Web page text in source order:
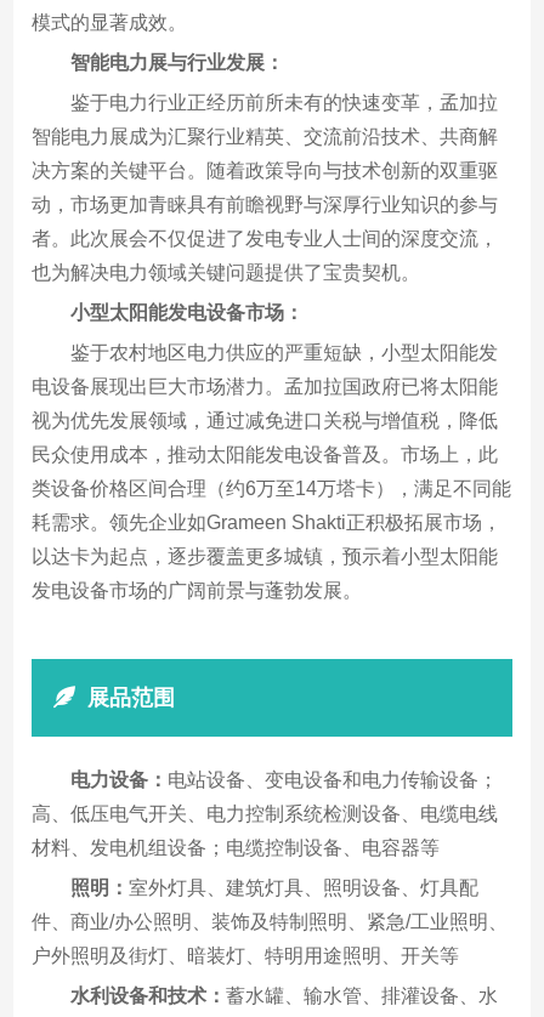
模式的显著成效。
智能电力展与行业发展：
鉴于电力行业正经历前所未有的快速变革，孟加拉
智能电力展成为汇聚行业精英、交流前沿技术、共商解
决方案的关键平台。随着政策导向与技术创新的双重驱
动，市场更加青睐具有前瞻视野与深厚行业知识的参与
者。此次展会不仅促进了发电专业人士间的深度交流，
也为解决电力领域关键问题提供了宝贵契机。
小型太阳能发电设备市场：
鉴于农村地区电力供应的严重短缺，小型太阳能发
电设备展现出巨大市场潜力。孟加拉国政府已将太阳能
视为优先发展领域，通过减免进口关税与增值税，降低
民众使用成本，推动太阳能发电设备普及。市场上，此
类设备价格区间合理（约6万至14万塔卡），满足不同能
耗需求。领先企业如Grameen Shakti正积极拓展市场，
以达卡为起点，逐步覆盖更多城镇，预示着小型太阳能
发电设备市场的广阔前景与蓬勃发展。
展品范围
电力设备： 电站设备、变电设备和电力传输设备；
高、低压电气开关、电力控制系统检测设备、电缆电线
材料、发电机组设备；电缆控制设备、电容器等
照明：室外灯具、建筑灯具、照明设备、灯具配
件、商业/办公照明、装饰及特制照明、紧急/工业照明、
户外照明及街灯、暗装灯、特明用途照明、开关等
水利设备和技术：蓄水罐、输水管、排灌设备、水